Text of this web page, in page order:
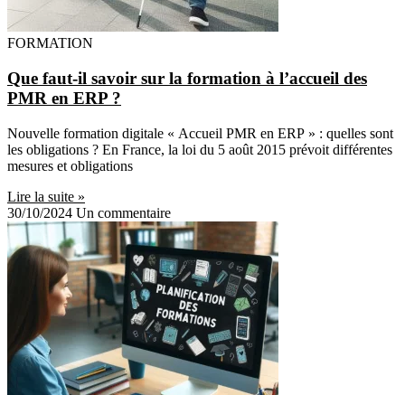
FORMATION
Que faut-il savoir sur la formation à l’accueil des
PMR en ERP ?
Nouvelle formation digitale « Accueil PMR en ERP » : quelles sont
les obligations ? En France, la loi du 5 août 2015 prévoit différentes
mesures et obligations
Lire la suite »
30/10/2024 Un commentaire